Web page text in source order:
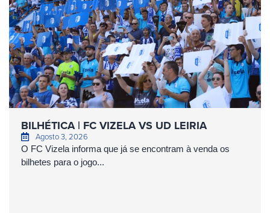
BILHÉTICA | FC VIZELA VS UD LEIRIA
Agosto 3, 2026
O FC Vizela informa que já se encontram à venda os
bilhetes para o jogo...